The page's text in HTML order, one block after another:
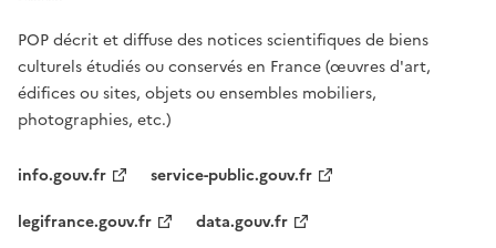
POP décrit et diffuse des notices scientifiques de biens
culturels étudiés ou conservés en France (œuvres d'art,
édifices ou sites, objets ou ensembles mobiliers,
photographies, etc.)
info.gouv.fr
service-public.gouv.fr
legifrance.gouv.fr
data.gouv.fr